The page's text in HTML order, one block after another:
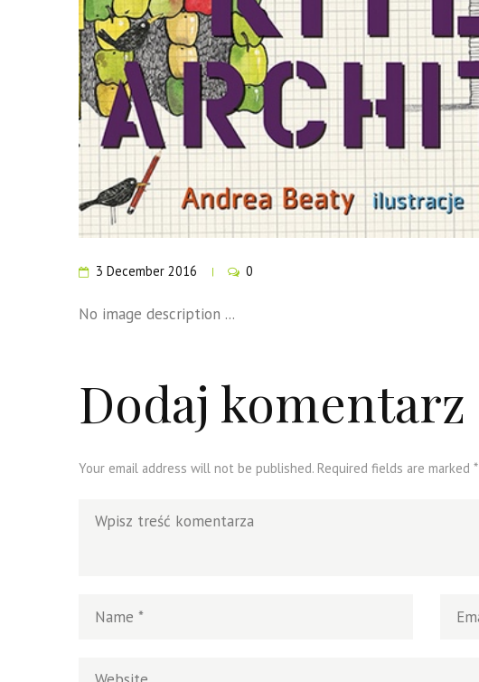
3 December 2016 0
No image description ...
Dodaj komentarz
Your email address will not be published. Required fields are marked *